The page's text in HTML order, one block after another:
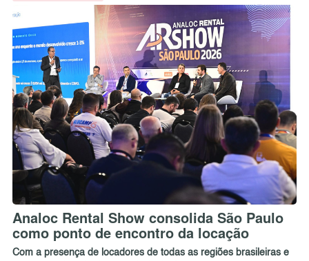
Analoc Rental Show consolida São Paulo
como ponto de encontro da locação
Com a presença de locadores de todas as regiões brasileiras e